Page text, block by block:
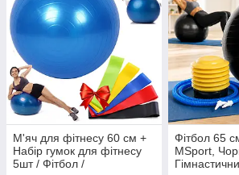
М'яч для фітнесу 60 см +
Набір гумок для фітнесу
5шт / Фітбол /
Фітбол 65
MSport,